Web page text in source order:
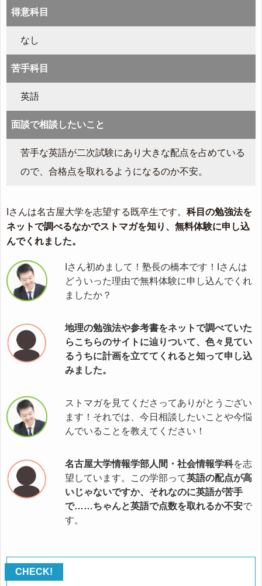
得意科目
なし
苦手科目
英語
面談で相談したいこと
苦手な英語が二次試験にあり大きな配点を占めている
ので、合格点を取れるようになるのか不安。
Iさんは名古屋大学を志望する既卒生です。 科目の勉強法を
ネットで調べるなかでストマガを知り、無料体験に申し込
んでくれました。
Iさん初めまして！塾長の橋本です！Iさんは
どういった理由で無料体験に申し込んでくれ
ましたか？
地理の勉強法や参考書をネットで調べていた
らこちらのサイトに辿りついて、色々見てい
るうちに計画を立ててくれると知って申し込
みました。
ストマガを見てくださってありがとうござい
ます！それでは、今日相談したいことや今悩
んでいることを教えてください！
名古屋大学情報学部人間・社会情報学科を志
望しています。この学部って英語の配点が高
いじゃないですか、それなのに英語が苦手
で……ちゃんと英語で点数を取れるか不安で
す。